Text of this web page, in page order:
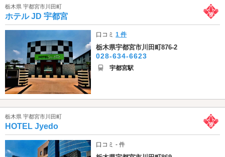
栃木県 宇都宮市川田町
ホテル JD 宇都宮
口コミ1 件
栃木県宇都宮市川田町876-2
028-634-6623
宇都宮駅
栃木県 宇都宮市川田町
HOTEL Jyedo
口コミ - 件